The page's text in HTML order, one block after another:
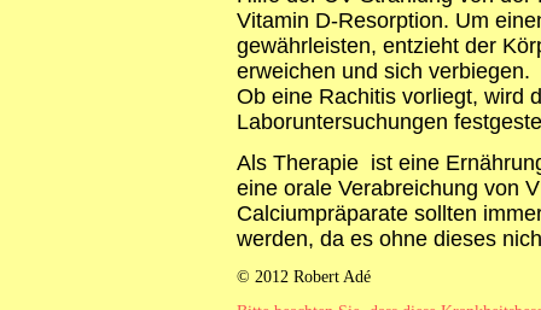
Vitamin D-Resorption. Um
gewährleisten, entzieht der
erweichen und sich verbiegen.
Ob eine Rachitis vorliegt, wird
Laboruntersuchungen
Als Therapie ist eine
eine orale Verabreichung von
Calciumpräparate sollten
werden, da es ohne dieses
© 2012 Robert Adé